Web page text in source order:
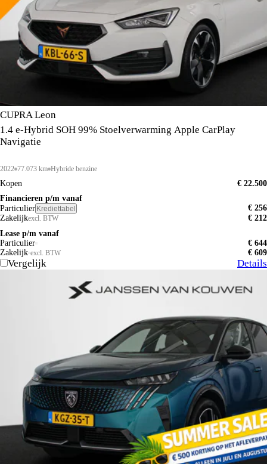
CUPRA Leon
1.4 e-Hybrid SOH 99% Stoelverwarming Apple CarPlay
Navigatie
2022 77.073 km Hybride benzine
Kopen
€ 22.500
Financieren p/m vanaf
Particulier Krediettabel
€ 256
Zakelijkexcl. BTW
€ 212
Lease p/m vanaf
Particulier
€ 644
Zakelijk excl. BTW € 609
Vergelijk Details